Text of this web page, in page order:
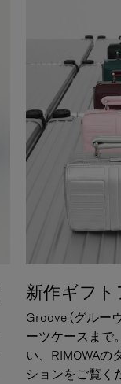
新作ギフ
Groove (グルー
ーツケースまで
い、RIMOWAの
ションをご覧く